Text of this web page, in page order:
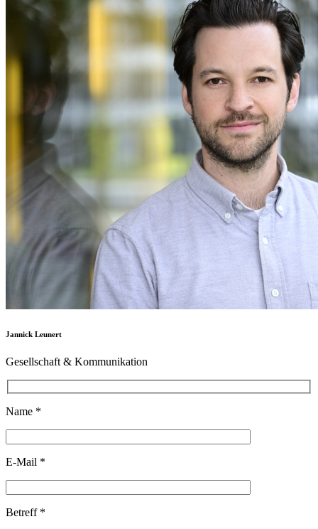
Jannick Leunert
Gesellschaft & Kommunikation
Name *
E-Mail *
Betreff *